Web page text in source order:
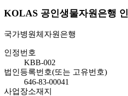
KOLAS 공인생물자원은행
국가병원체자원은행
인정번호
KBB-002
법인등록번호(또는 고유번호)
646-83-00041
사업장소재지